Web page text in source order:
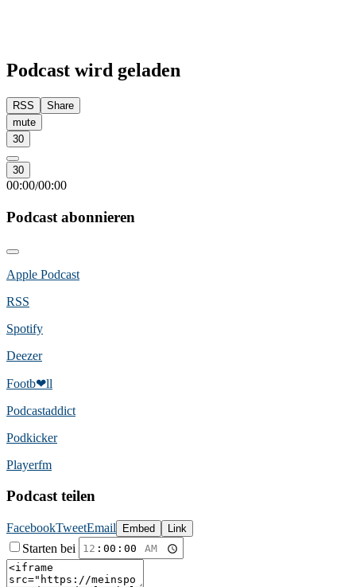
Podcast wird geladen
RSS
Share
mute
30
30
00:00/00:00
Podcast abonnieren
Apple Podcast
RSS
Spotify
Deezer
Footb❤ll
Podcast­addict
Podkicker
Playerfm
Podcast teilen
FacebookTweetEmail Embed Link
Starten bei